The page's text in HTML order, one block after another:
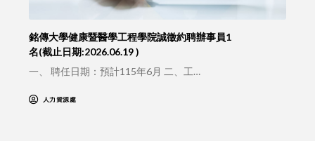
銘傳大學健康暨醫學工程學院誠徵約聘辦事員1
名(截止日期:2026.06.19 )
一、 聘任日期：預計115年6月 二、工…
人力資源處